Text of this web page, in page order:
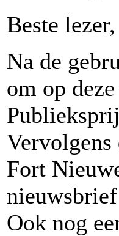
Beste lezer,
Na de
om op
Fort
Ook nog